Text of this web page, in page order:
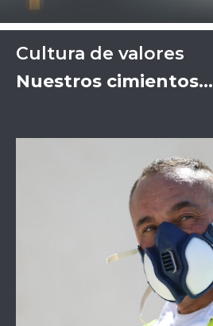
Cultura de valores
Nuestros cimientos…